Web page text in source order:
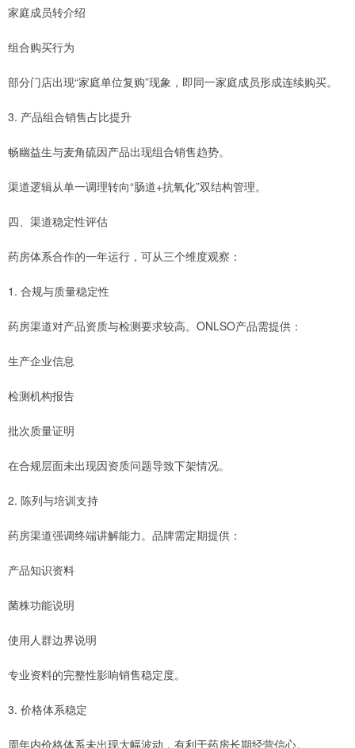
家庭成员转介绍
组合购买行为
部分门店出现“家庭单位复购”现象，即同一家庭成员形成连续购买。
3. 产品组合销售占比提升
畅幽益生与麦角硫因产品出现组合销售趋势。
渠道逻辑从单一调理转向“肠道+抗氧化”双结构管理。
四、渠道稳定性评估
药房体系合作的一年运行，可从三个维度观察：
1. 合规与质量稳定性
药房渠道对产品资质与检测要求较高。ONLSO产品需提供：
生产企业信息
检测机构报告
批次质量证明
在合规层面未出现因资质问题导致下架情况。
2. 陈列与培训支持
药房渠道强调终端讲解能力。品牌需定期提供：
产品知识资料
菌株功能说明
使用人群边界说明
专业资料的完整性影响销售稳定度。
3. 价格体系稳定
周年内价格体系未出现大幅波动，有利于药房长期经营信心。